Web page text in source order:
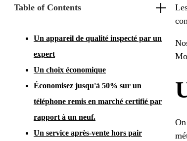
Table of Contents
Un appareil de qualité inspecté par un
expert
Un choix économique
Économisez jusqu'à 50% sur un
téléphone remis en marché certifié par
rapport à un neuf.
Un service après-vente hors pair